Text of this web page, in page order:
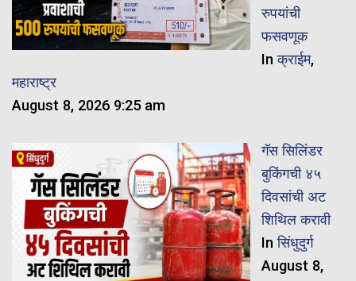
रुपयांची
फसवणूक
Inक्राईम,
महाराष्ट्र
August 8, 2026 9:25 am
गॅस सिलिंडर
बुकिंगची ४५
दिवसांची अट
शिथिल करावी
Inसिंधुदुर्ग
August 8,